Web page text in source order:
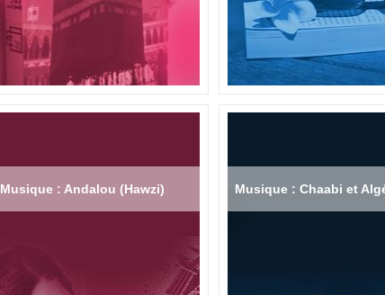
Musique : Andalou (Hawzi) Musique : Chaabi et